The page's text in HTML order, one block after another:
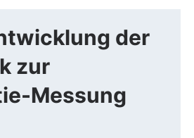
der
zur
Messung